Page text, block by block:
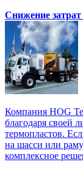
Снижение затрат
Компания HOG
благодаря своей
термопластов.
на шасси или
комплексное